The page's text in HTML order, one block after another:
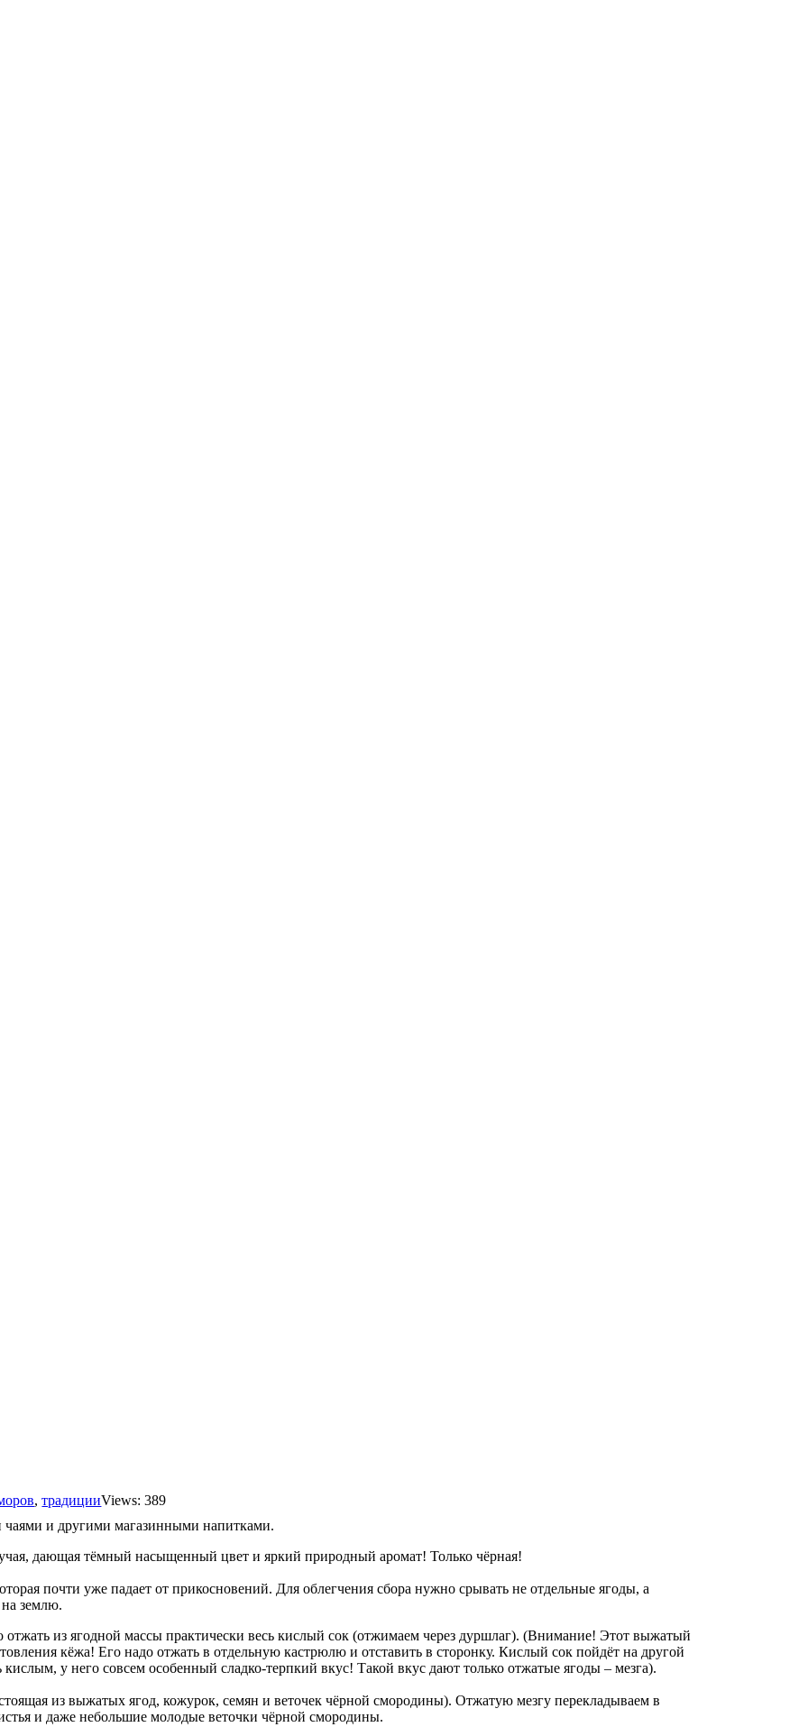
,традицииViews: 389
чаями и другими магазинными напитками.
дающая тёмный насыщенный цвет и яркий природный аромат! Только чёрная!
почти уже падает от прикосновений. Для облегчения сбора нужно срывать не отдельные ягоды, а
на землю.
из ягодной массы практически весь кислый сок (отжимаем через дуршлаг). (Внимание! Этот выжатый
кёжа! Его надо отжать в отдельную кастрюлю и отставить в сторонку. Кислый сок пойдёт на другой
у него совсем особенный сладко-терпкий вкус! Такой вкус дают только отжатые ягоды – мезга).
из выжатых ягод, кожурок, семян и веточек чёрной смородины). Отжатую мезгу перекладываем в
и даже небольшие молодые веточки чёрной смородины.